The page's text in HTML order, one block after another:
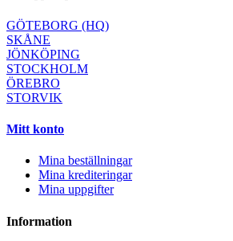
GÖTEBORG (HQ)
SKÅNE
JÖNKÖPING
STOCKHOLM
ÖREBRO
STORVIK
Mitt konto
Mina beställningar
Mina krediteringar
Mina uppgifter
Information